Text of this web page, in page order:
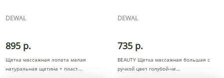
DEWAL
895 р.
Щетка массажная лопата малая
натуральная щетина + пласт
DEWAL
735 р.
BEAUTY Щетка массажная большая с
ручкой цвет голубой-че